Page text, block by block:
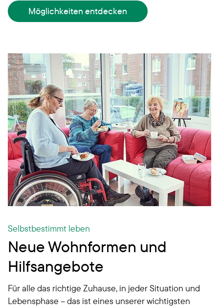
Möglichkeiten entdecken
Selbstbestimmt leben
Neue Wohnformen und
Hilfsangebote
Für alle das richtige Zuhause, in jeder Situation und
Lebensphase – das ist eines unserer wichtigsten